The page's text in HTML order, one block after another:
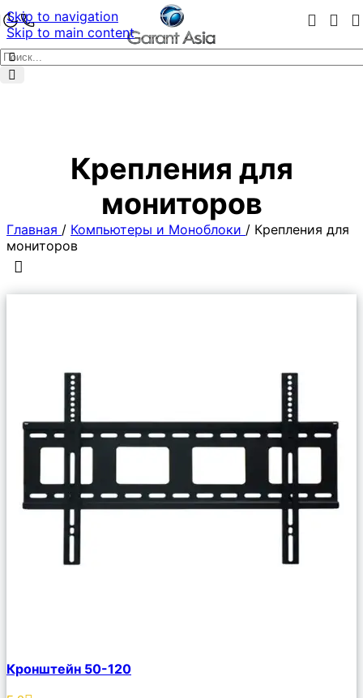
Skip to navigation
Skip to main content
Крепления для
мониторов
Главная / Компьютеры и Моноблоки / Крепления для
мониторов
Описание
Избранное
Кронштейн 50-120